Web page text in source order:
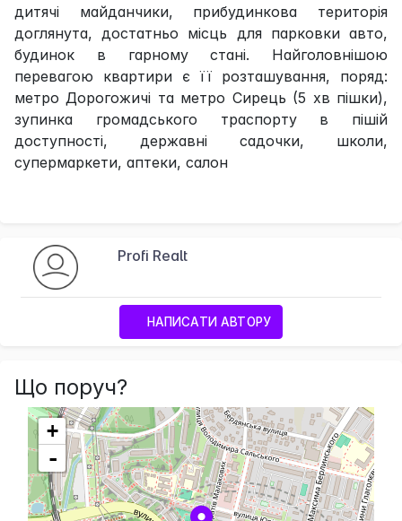
дитячі майданчики, прибудинкова територія
доглянута, достатньо місць для парковки авто,
будинок в гарному стані. Найголовнішою
перевагою квартири є її розташування, поряд:
метро Дорогожичі та метро Сирець (5 хв пішки),
зупинка громадського траспорту в пішій
доступності, державні садочки, школи,
супермаркети, аптеки, салон
Profi Realt
НАПИСАТИ АВТОРУ
Що поруч?
+
-